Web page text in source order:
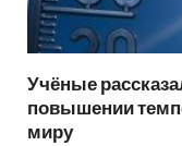
Учёные
повышении
миру